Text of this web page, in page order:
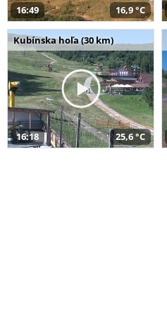
16:49 16,9 °C
Kubínska hoľa (30 km)
16:18 25,6 °C